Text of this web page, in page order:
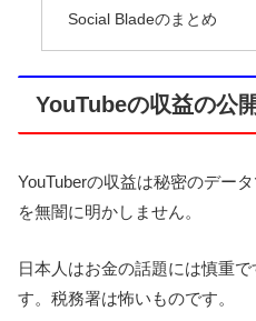
Social Bladeのまとめ
YouTubeの収益の公
YouTuberの収益は秘密のデー
を無闇に明かしません。
日本人はお金の話題には慎重
す。税務署は怖いものです。